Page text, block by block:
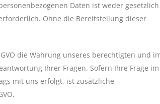
Daten ist weder gesetzlich
Ohne die Bereitstellung dieser
die Wahrung unseres berechtigten und
Ihrer Fragen. Sofern Ihre Frage im
mit uns erfolgt, ist zusätzliche